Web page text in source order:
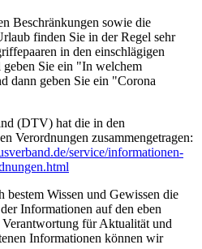
Beschränkungen sowie die
finden Sie in der Regel sehr
in den einschlägigen
Sie ein "In welchem
dann geben Sie ein "Corona
(DTV) hat die in den
Verordnungen zusammengetragen:
­service/­informationen-
bestem Wissen und Gewissen die
Informationen auf den eben
Verantwortung für Aktualität und
Informationen können wir